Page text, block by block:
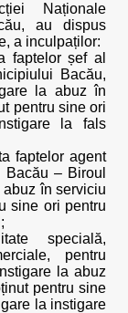
Naționale
au dispus
a inculpaților:
faptelor șef al
Bacău,
la abuz în
pentru sine ori
la fals
faptelor agent
– Biroul
abuz în serviciu
sine ori pentru
specială,
pentru
la abuz
pentru sine
la instigare